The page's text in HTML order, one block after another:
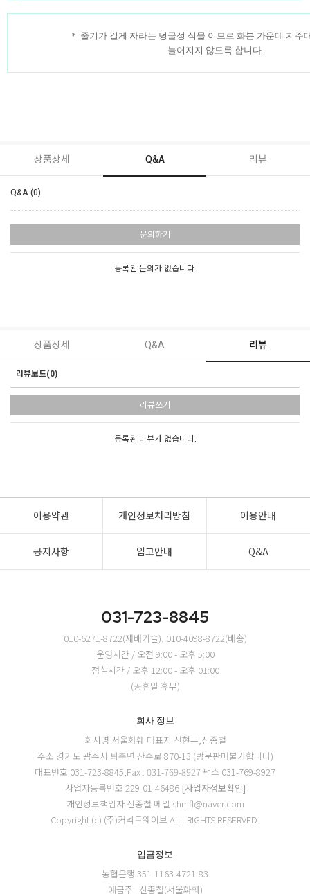
＊ 줄기가 길게 자라는 덩굴성 식물 이므로 화분 가운데 지주
늘어지지 않도록 합니다.
상품상세 Q&A 리뷰
Q&A (0)
문의하기
등록된 문의가 없습니다.
상품상세 Q&A 리뷰
리뷰보드(0)
리뷰쓰기
등록된 리뷰가 없습니다.
이용약관 개인정보처리방침 이용안내
공지사항 입고안내 Q&A
031-723-8845
010-6271-8722(재배기술), 010-4098-8722(배송)
운영시간 / 오전 9:00 - 오후 5:00
점심시간 / 오후 12:00 - 오후 01:00
(공휴일 휴무)
회사 정보
회사명 서울화훼 대표자 신현무,신종철
주소 경기도 광주시 퇴촌면 산수로 870-13 (방문판매불가합니다)
대표번호 031-723-8845,Fax : 031-769-8927 팩스 031-769-8927
사업자등록번호 229-01-46486 [사업자정보확인]
개인정보책임자 신종철 메일 shmfl@naver.com
Copyright (c) (주)커넥트웨이브 ALL RIGHTS RESERVED.
입금정보
농협은행 351-1163-4721-83
예금주 : 신종철(서울화훼)